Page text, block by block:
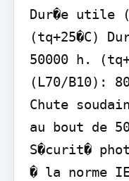
Dur�e utile
(tq+25�C)
50000 h.
(L70/B10):
Chute
au bout de
S�curit�
� la norme